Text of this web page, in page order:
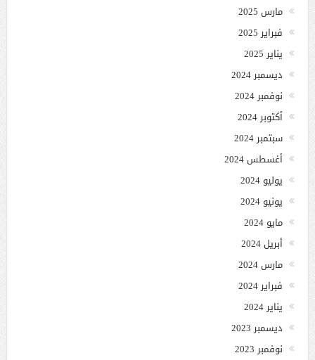
مارس 2025
فبراير 2025
يناير 2025
ديسمبر 2024
نوفمبر 2024
أكتوبر 2024
سبتمبر 2024
أغسطس 2024
يوليو 2024
يونيو 2024
مايو 2024
أبريل 2024
مارس 2024
فبراير 2024
يناير 2024
ديسمبر 2023
نوفمبر 2023